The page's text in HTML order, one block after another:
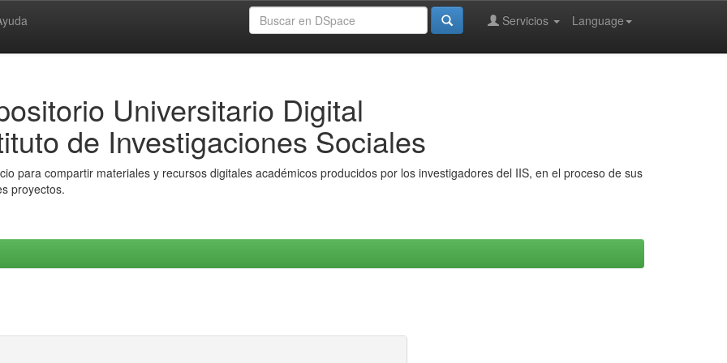
Language
Servicios
Universitario Digital
de Investigaciones Sociales
para compartir materiales y recursos digitales académicos producidos por los investigadores del IIS, en el proceso de sus
proyectos.